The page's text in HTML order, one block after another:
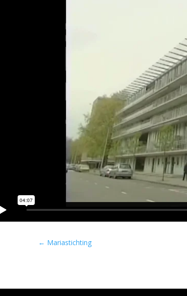
← Mariastichting